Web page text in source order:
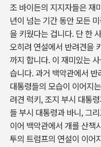
조 바이든의 지지자들은 재
년이 넘는 기간 동안 모든
을 키웠다는 겁니다. 단 한
오히려 연설에서 반려견을
까지 합니다. 이 재미있는
습니다. 과거 백악관에서
대통령들의 모습이 이어지
려견 럭키, 조지 부시 대통
들 부시 대통령과 바니, 그
이어 백악관에서 개를 산책
투의 트럼프의 연설이 이어